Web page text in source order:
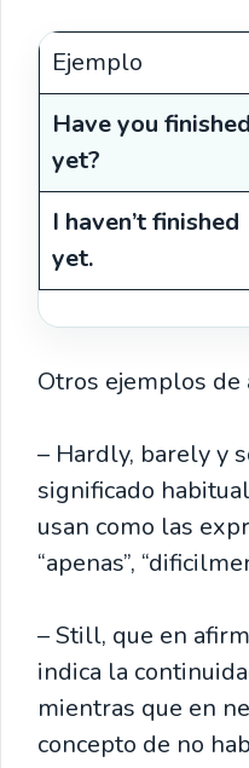
Ejemplo
Have you finished
yet?
I haven’t finished
yet.
Otros ejemplos de
– Hardly, barely y
significado
usan como las
“apenas”,
– Still, que en
indica la
mientras que en
concepto de no